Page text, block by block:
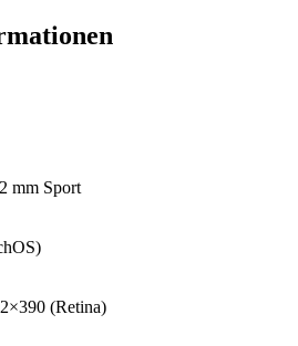
mm Sport
(Retina)